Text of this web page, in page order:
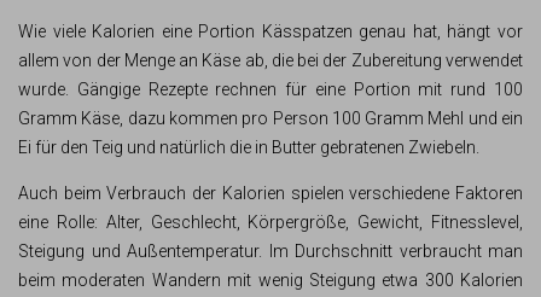
Wie viele Kalorien eine Portion Kässpatzen genau hat, hängt vor
allem von der Menge an Käse ab, die bei der Zubereitung verwendet
wurde. Gängige Rezepte rechnen für eine Portion mit rund 100
Gramm Käse, dazu kommen pro Person 100 Gramm Mehl und ein
Ei für den Teig und natürlich die in Butter gebratenen Zwiebeln.
Auch beim Verbrauch der Kalorien spielen verschiedene Faktoren
eine Rolle: Alter, Geschlecht, Körpergröße, Gewicht, Fitnesslevel,
Steigung und Außentemperatur. Im Durchschnitt verbraucht man
beim moderaten Wandern mit wenig Steigung etwa 300 Kalorien